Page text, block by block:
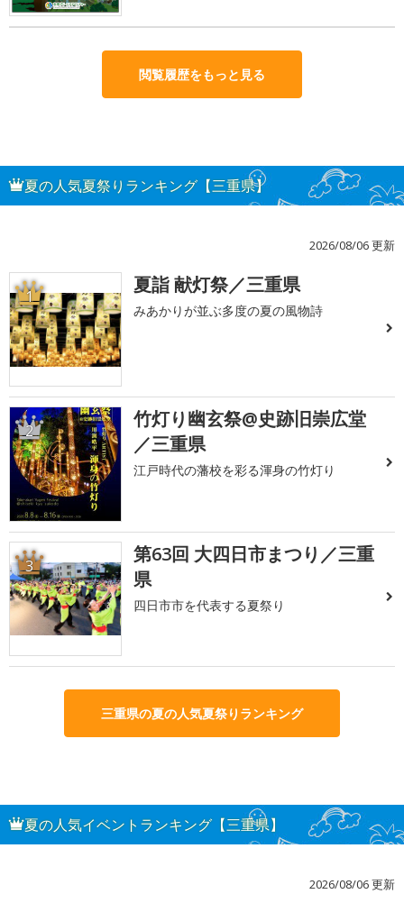
閲覧履歴をもっと見る
夏の人気夏祭りランキング【三重県】
2026/08/06 更新
1 夏詣 献灯祭／三重県
みあかりが並ぶ多度の夏の風物詩
2
竹灯り幽玄祭@史跡旧崇広堂
／三重県
江戸時代の藩校を彩る渾身の竹灯り
3
第63回 大四日市まつり／三重
県
四日市市を代表する夏祭り
三重県の夏の人気夏祭りランキング
夏の人気イベントランキング【三重県】
2026/08/06 更新